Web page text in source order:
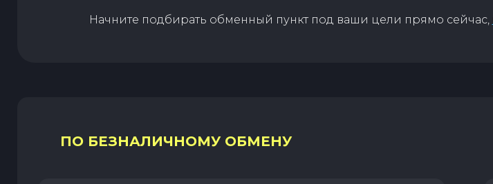
Начните подбирать обменный пункт под ваши цели прямо сейчас,
ПО БЕЗНАЛИЧНОМУ ОБМЕНУ